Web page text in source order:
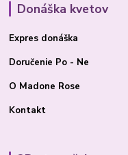
Donáška kvetov
Expres donáška
Doručenie Po - Ne
O Madone Rose
Kontakt